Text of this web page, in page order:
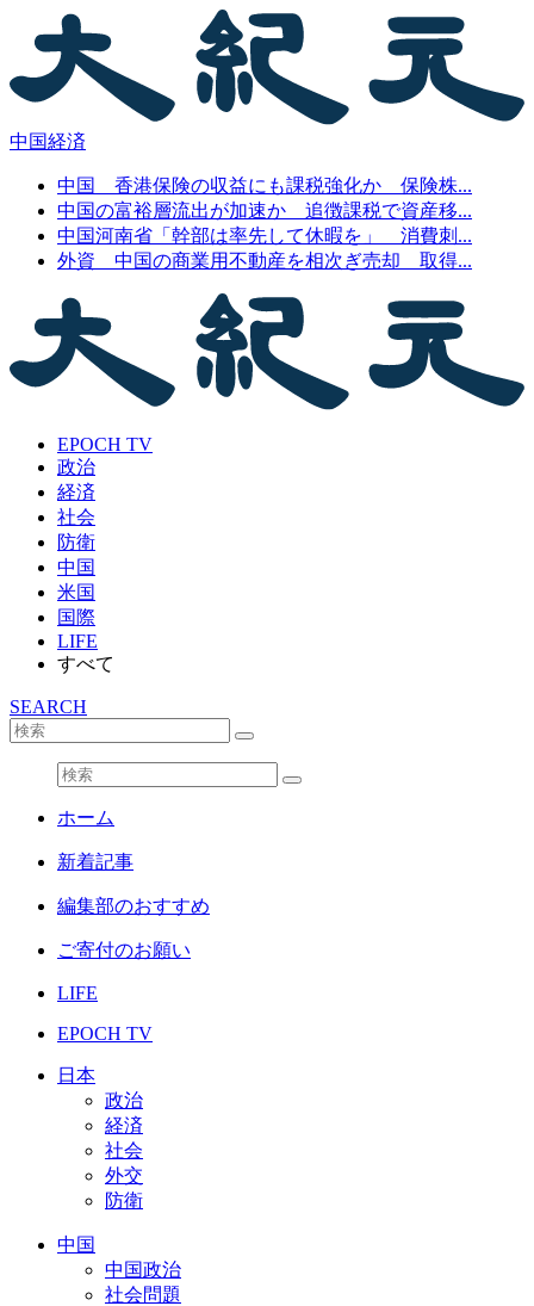
中国経済
中国 香港保険の収益にも課税強化か 保険株...
中国の富裕層流出が加速か 追徴課税で資産移...
中国河南省「幹部は率先して休暇を」 消費刺...
外資 中国の商業用不動産を相次ぎ売却 取得...
EPOCH TV
政治
経済
社会
防衛
中国
米国
国際
LIFE
すべて
SEARCH
ホーム
新着記事
編集部のおすすめ
ご寄付のお願い
LIFE
EPOCH TV
日本
政治
経済
社会
外交
防衛
中国
中国政治
社会問題